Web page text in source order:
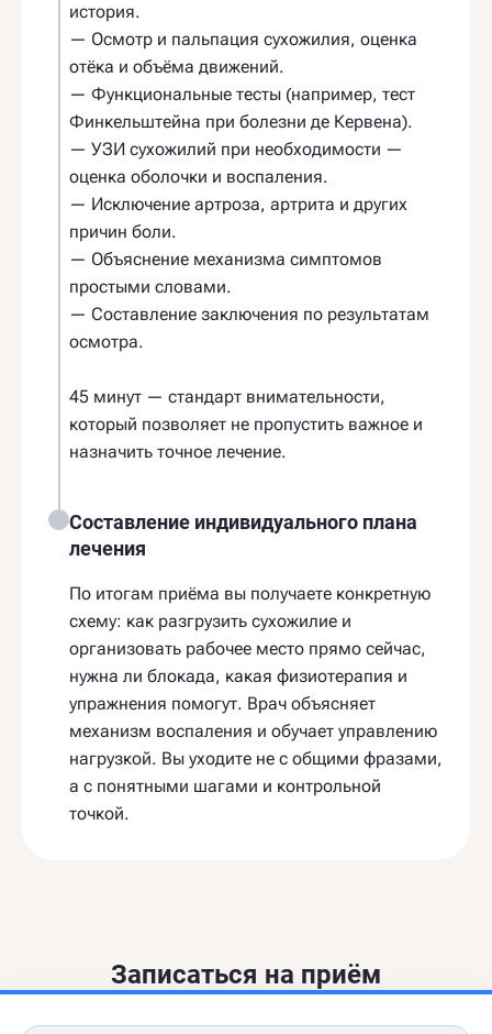
история.
— Осмотр и пальпация сухожилия, оценка
отёка и объёма движений.
— Функциональные тесты (например, тест
Финкельштейна при болезни де Кервена).
— УЗИ сухожилий при необходимости —
оценка оболочки и воспаления.
— Исключение артроза, артрита и других
причин боли.
— Объяснение механизма симптомов
простыми словами.
— Составление заключения по результатам
осмотра.
45 минут — стандарт внимательности,
который позволяет не пропустить важное и
назначить точное лечение.
Составление индивидуального плана
лечения
По итогам приёма вы получаете конкретную
схему: как разгрузить сухожилие и
организовать рабочее место прямо сейчас,
нужна ли блокада, какая физиотерапия и
упражнения помогут. Врач объясняет
механизм воспаления и обучает управлению
нагрузкой. Вы уходите не с общими фразами,
а с понятными шагами и контрольной
точкой.
Записаться на приём